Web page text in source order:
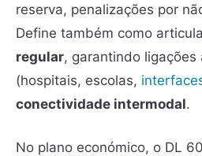
reserva, penalizações por
Define também como
regular, garantindo
(hospitais, escolas,
conectividade intermodal.
No plano económico, o DL